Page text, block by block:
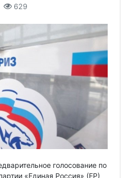
629
голосование по
«Единая Россия» (ЕР)